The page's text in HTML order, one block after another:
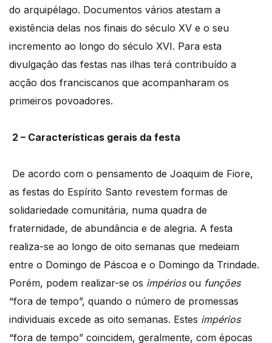
do arquipélago. Documentos vários atestam a
existência delas nos finais do século XV e o seu
incremento ao longo do século XVI. Para esta
divulgação das festas nas ilhas terá contribuído a
acção dos franciscanos que acompanharam os
primeiros povoadores.
2 – Características gerais da festa
De acordo com o pensamento de Joaquim de Fiore,
as festas do Espírito Santo revestem formas de
solidariedade comunitária, numa quadra de
fraternidade, de abundância e de alegria. A festa
realiza-se ao longo de oito semanas que medeiam
entre o Domingo de Páscoa e o Domingo da Trindade.
Porém, podem realizar-se os impériosou funções
“fora de tempo”, quando o número de promessas
individuais excede as oito semanas. Estes impérios
“fora de tempo” coincidem, geralmente, com épocas